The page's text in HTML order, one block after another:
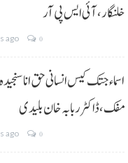
خلنگار،آئی ایس پی آر
ago 0
اسماء جتک کیس انسانی حق انا
مفک،ڈاکٹر ربابہ خان بلیدی
ago 0